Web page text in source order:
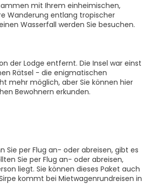
mit Ihrem einheimischen,
Wanderung entlang tropischer
Wasserfall werden Sie besuchen.
der Lodge entfernt. Die Insel war einst
Rätsel - die enigmatischen
mehr möglich, aber Sie können hier
Bewohnern erkunden.
per Flug an- oder abreisen, gibt es
Sie per Flug an- oder abreisen,
liegt. Sie können dieses Paket auch
kommt bei Mietwagenrundreisen in